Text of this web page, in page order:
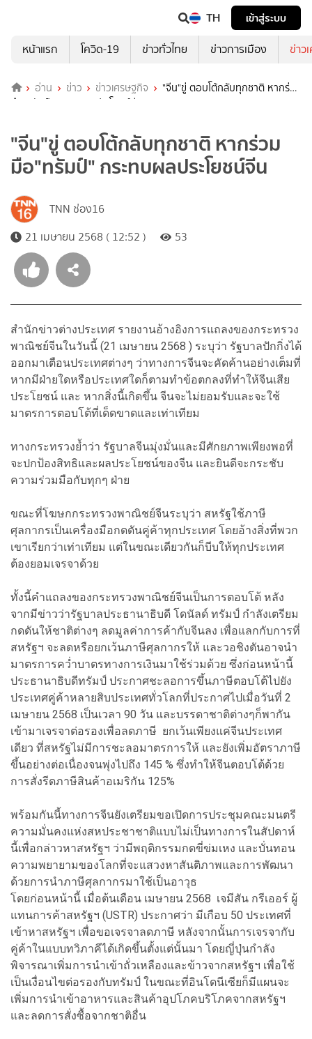
TH
เข้าสู่ระบบ
หน้าแรก
โควิด-19 ข่าวทั่วไทย ข่าวการเมือง ข่าว
อ่าน ข่าว ข่าวเศรษฐกิจ
"จีน"ขู่ ตอบโต้กลับทุกชาติ หากร่วม
มือ"ทรัมป์" กระทบผลประโยชน์จีน
"จีน"ขู่ ตอบโต้กลับทุกชาติ หากร่วม
มือ"ทรัมป์" กระทบผลประโยชน์จีน
TNN ช่อง16
21 เมษายน 2568 ( 12:52 )
53
สำนักข่าวต่างประเทศ รายงานอ้างอิงการแถลงของกระทรวง
พาณิชย์จีนในวันนี้ (21 เมษายน 2568 ) ระบุว่า รัฐบาลปักกิ่งได้
ออกมาเตือนประเทศต่างๆ ว่าทางการจีนจะคัดค้านอย่างเต็มที่
หากมีฝ่ายใดหรือประเทศใดก็ตามทำข้อตกลงที่ทำให้จีนเสีย
ประโยชน์ และ หากสิ่งนี้เกิดขึ้น จีนจะไม่ยอมรับและจะใช้
มาตรการตอบโต้ที่เด็ดขาดและเท่าเทียม
ทางกระทรวงย้ำว่า รัฐบาลจีนมุ่งมั่นและมีศักยภาพเพียงพอที่
จะปกป้องสิทธิและผลประโยชน์ของจีน และยินดีจะกระชับ
ความร่วมมือกับทุกๆ ฝ่าย
ขณะที่โฆษกกระทรวงพาณิชย์จีนระบุว่า สหรัฐใช้ภาษี
ศุลกากรเป็นเครื่องมือกดดันคู่ค้าทุกประเทศ โดยอ้างสิ่งที่พวก
เขาเรียกว่าเท่าเทียม แต่ในขณะเดียวกันก็บีบให้ทุกประเทศ
ต้องยอมเจรจาด้วย
ทั้งนี้คำแถลงของกระทรวงพาณิชย์จีนเป็นการตอบโต้ หลัง
จากมีข่าวว่ารัฐบาลประธานาธิบดี โดนัลด์ ทรัมป์ กำลังเตรียม
กดดันให้ชาติต่างๆ ลดมูลค่าการค้ากับจีนลง เพื่อแลกกับการที่
สหรัฐฯ จะลดหรือยกเว้นภาษีศุลกากรให้ และวอชิงตันอาจนำ
มาตรการคว่ำบาตรทางการเงินมาใช้ร่วมด้วย ซึ่งก่อนหน้านี้
ประธานาธิบดีทรัมป์ ประกาศชะลอการขึ้นภาษีตอบโต้ไปยัง
ประเทศคู่ค้าหลายสิบประเทศทั่วโลกที่ประกาศไปเมื่อวันที่ 2
เมษายน 2568 เป็นเวลา 90 วัน และบรรดาชาติต่างๆก็พากัน
เข้ามาเจรจาต่อรองเพื่อลดภาษี ยกเว้นเพียงแค่จีนประเทศ
เดียว ที่สหรัฐไม่มีการชะลอมาตรการให้ และยังเพิ่มอัตราภาษี
ขึ้นอย่างต่อเนื่องจนพุ่งไปถึง 145 % ซึ่งทำให้จีนตอบโต้ด้วย
การสั่งรีดภาษีสินค้าอเมริกัน 125%
พร้อมกันนี้ทางการจีนยังเตรียมขอเปิดการประชุมคณะมนตรี
ความมั่นคงแห่งสหประชาชาติแบบไม่เป็นทางการในสัปดาห์
นี้เพื่อกล่าวหาสหรัฐฯ ว่ามีพฤติกรรมกดขี่ข่มเหง และบั่นทอน
ความพยายามของโลกที่จะแสวงหาสันติภาพและการพัฒนา
ด้วยการนำภาษีศุลกากรมาใช้เป็นอาวุธ
โดยก่อนหน้านี้ เมื่อต้นเดือน เมษายน 2568 เจมีสัน กรีเออร์ ผู้
แทนการค้าสหรัฐฯ (USTR) ประกาศว่า มีเกือบ 50 ประเทศที่
เข้าหาสหรัฐฯ เพื่อขอเจรจาลดภาษี หลังจากนั้นการเจรจากับ
คู่ค้าในแบบทวิภาคีได้เกิดขึ้นตั้งแต่นั้นมา โดยญี่ปุ่นกำลัง
พิจารณาเพิ่มการนำเข้าถั่วเหลืองและข้าวจากสหรัฐฯ เพื่อใช้
เป็นเงื่อนไขต่อรองกับทรัมป์ ในขณะที่อินโดนีเซียก็มีแผนจะ
เพิ่มการนำเข้าอาหารและสินค้าอุปโภคบริโภคจากสหรัฐฯ
และลดการสั่งซื้อจากชาติอื่น